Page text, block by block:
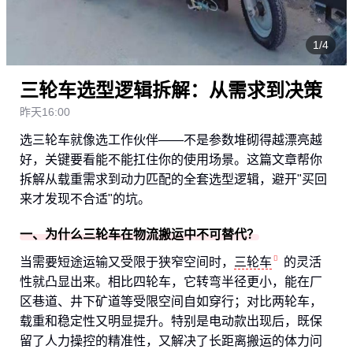
1/4
三轮车选型逻辑拆解：从需求到决策
昨天16:00
选三轮车就像选工作伙伴——不是参数堆砌得越漂亮越
好，关键要看能不能扛住你的使用场景。这篇文章帮你
拆解从载重需求到动力匹配的全套选型逻辑，避开"买回
来才发现不合适"的坑。
一、为什么三轮车在物流搬运中不可替代？
当需要短途运输又受限于狭窄空间时， 三轮车
的灵活
性就凸显出来。相比四轮车，它转弯半径更小，能在厂
区巷道、井下矿道等受限空间自如穿行；对比两轮车，
载重和稳定性又明显提升。特别是电动款出现后，既保
留了人力操控的精准性，又解决了长距离搬运的体力问